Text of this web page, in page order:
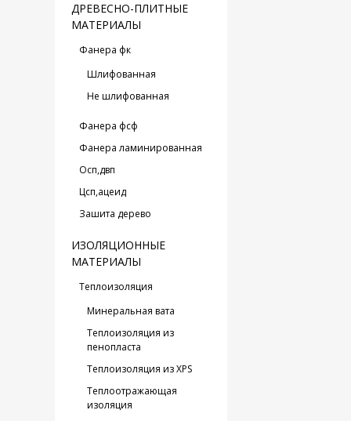
ДРЕВЕСНО-ПЛИТНЫЕ
МАТЕРИАЛЫ
Фанера фк
Шлифованная
Не шлифованная
Фанера фсф
Фанера ламинированная
Oсп,двп
Цсп,ацеид
Зашита дерево
ИЗОЛЯЦИОННЫЕ
МАТЕРИАЛЫ
Теплоизоляция
Минеральная вата
Теплоизоляция из
пенопласта
Теплоизоляция из XPS
Теплоотражающая
изоляция